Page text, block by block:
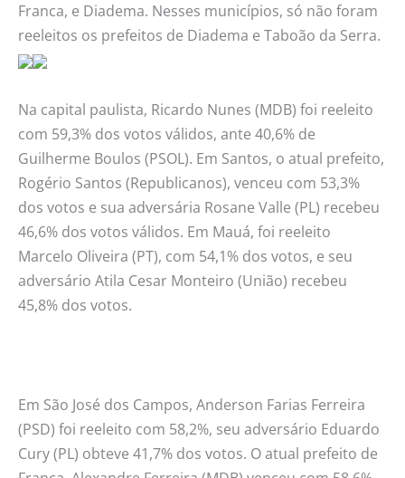
Franca, e Diadema. Nesses municípios, só não foram
reeleitos os prefeitos de Diadema e Taboão da Serra.
Na capital paulista, Ricardo Nunes (MDB) foi reeleito
com 59,3% dos votos válidos, ante 40,6% de
Guilherme Boulos (PSOL). Em Santos, o atual prefeito,
Rogério Santos (Republicanos), venceu com 53,3%
dos votos e sua adversária Rosane Valle (PL) recebeu
46,6% dos votos válidos. Em Mauá, foi reeleito
Marcelo Oliveira (PT), com 54,1% dos votos, e seu
adversário Atila Cesar Monteiro (União) recebeu
45,8% dos votos.
Em São José dos Campos, Anderson Farias Ferreira
(PSD) foi reeleito com 58,2%, seu adversário Eduardo
Cury (PL) obteve 41,7% dos votos. O atual prefeito de